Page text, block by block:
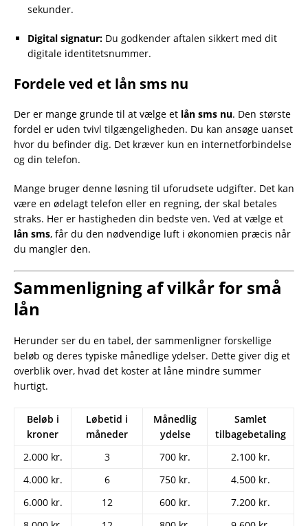
sekunder.
Digital signatur: Du godkender aftalen sikkert med dit
digitale identitetsnummer.
Fordele ved et lån sms nu
Der er mange grunde til at vælge et lån sms nu. Den største
fordel er uden tvivl tilgængeligheden. Du kan ansøge uanset
hvor du befinder dig. Det kræver kun en internetforbindelse
og din telefon.
Mange bruger denne løsning til uforudsete udgifter. Det kan
være en ødelagt telefon eller en regning, der skal betales
straks. Her er hastigheden din bedste ven. Ved at vælge et
lån sms, får du den nødvendige luft i økonomien præcis når
du mangler den.
Sammenligning af vilkår for små
lån
Herunder ser du en tabel, der sammenligner forskellige
beløb og deres typiske månedlige ydelser. Dette giver dig et
overblik over, hvad det koster at låne mindre summer
hurtigt.
Beløb i
kroner
Løbetid i
måneder
Månedlig
ydelse
Samlet
tilbagebetaling
2.000 kr.
3 700 kr.
2.100 kr.
4.000 kr.
6 750 kr.
4.500 kr.
6.000 kr.
12 600 kr.
7.200 kr.